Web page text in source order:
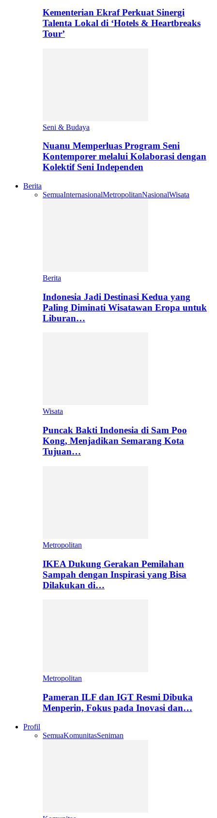
Kementerian Ekraf Perkuat Sinergi
Talenta Lokal di ‘Hotels & Heartbreaks
Tour’
Seni & Budaya
Nuanu Memperluas Program Seni
Kontemporer melalui Kolaborasi dengan
Kolektif Seni Independen
Berita
SemuaInternasionalMetropolitanNasionalWisata
Berita
Indonesia Jadi Destinasi Kedua yang
Paling Diminati Wisatawan Eropa untuk
Liburan…
Wisata
Puncak Bakti Indonesia di Sam Poo
Kong, Menjadikan Semarang Kota
Tujuan…
Metropolitan
IKEA Dukung Gerakan Pemilahan
Sampah dengan Inspirasi yang Bisa
Dilakukan di…
Metropolitan
Pameran ILF dan IGT Resmi Dibuka
Menperin, Fokus pada Inovasi dan…
Profil
SemuaKomunitasSeniman